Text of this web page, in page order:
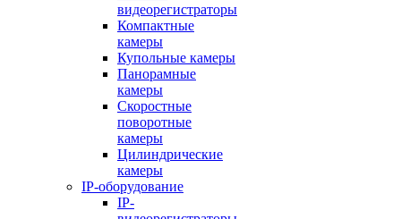
видеорегистраторы
Компактные
камеры
Купольные камеры
Панорамные
камеры
Скоростные
поворотные
камеры
Цилиндрические
камеры
IP-оборудование
IP-